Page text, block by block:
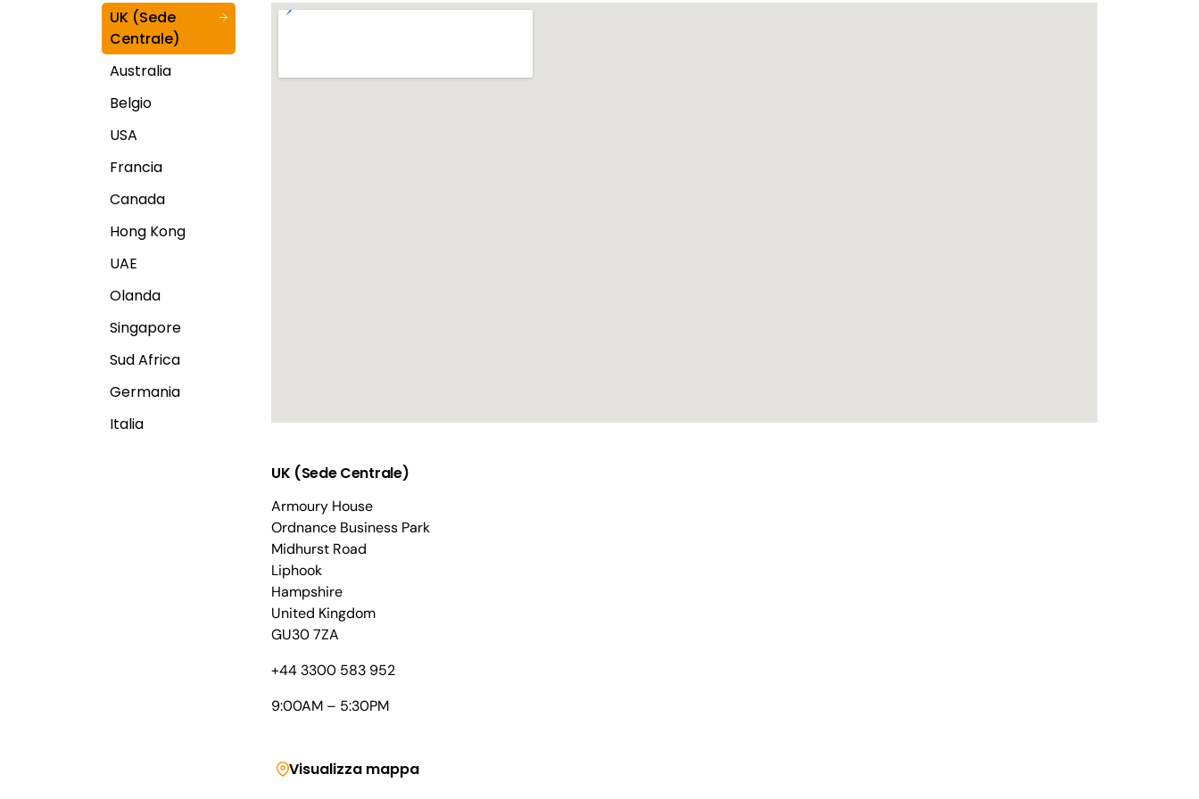
UK (Sede
Centrale)
Australia
Belgio
USA
Francia
Canada
Hong Kong
UAE
Olanda
Singapore
Sud Africa
Germania
Italia
UK (Sede Centrale)
Armoury House
Ordnance Business Park
Midhurst Road
Liphook
Hampshire
United Kingdom
GU30 7ZA
+44 3300 583 952
9:00AM – 5:30PM
Visualizza mappa